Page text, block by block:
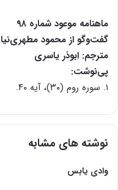
ماهنامه موعود شماره ۹۸
گفت‌وگو از محمود مطهری‌نیا
مترجم: ابوذر یاسری
پی‌نوشت:
۱. سوره روم (۳۰)، آیه ۴۰.
نوشته های مشابه
وادی یابس